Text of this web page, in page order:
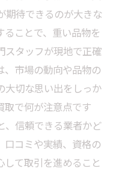
期待できるのが大きな
ることで、重い品物を
スタッフが現地で正確
、市場の動向や品物の
大切な思い出をしっか
取で何が注意点です
、信頼できる業者かど
口コミや実績、資格の
して取引を進めること